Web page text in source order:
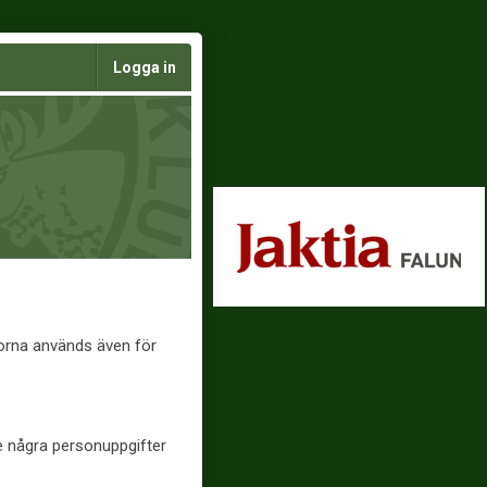
Logga in
används även för
några personuppgifter